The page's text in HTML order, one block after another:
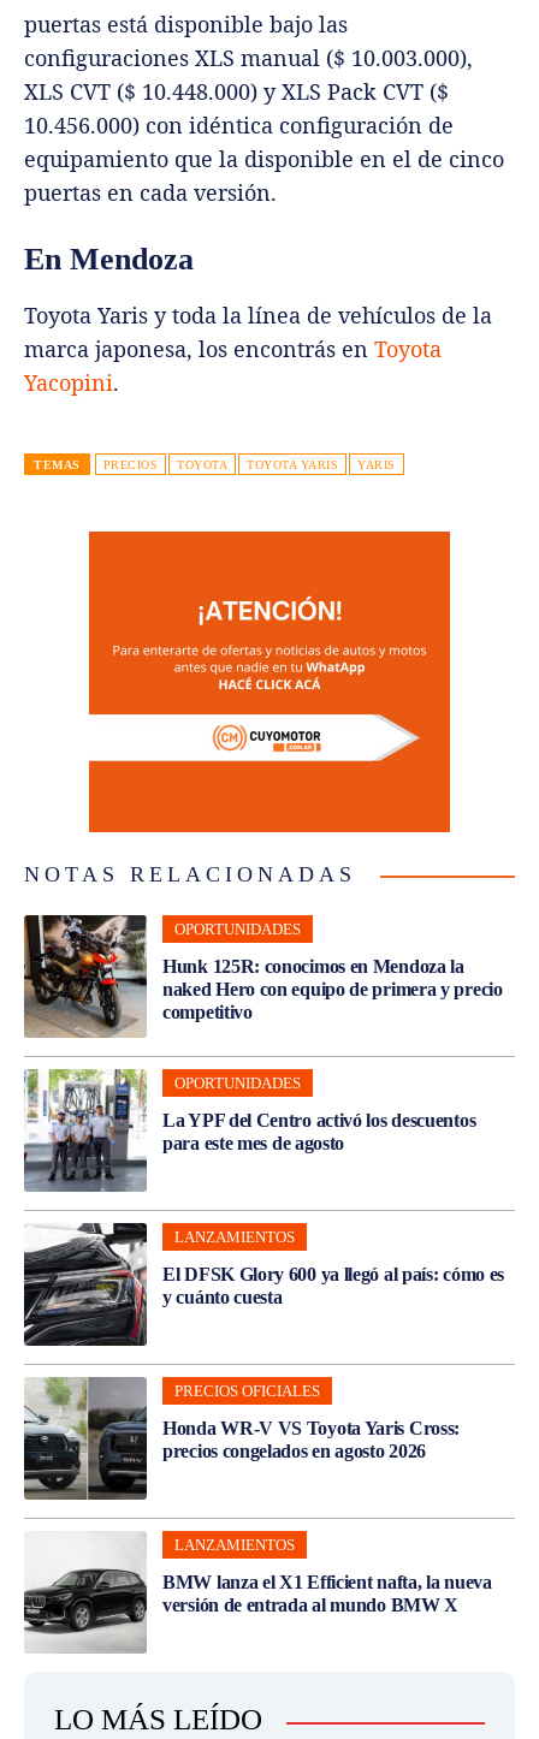
puertas está disponible bajo las
configuraciones XLS manual ($ 10.003.000),
XLS CVT ($ 10.448.000) y XLS Pack CVT ($
10.456.000) con idéntica configuración de
equipamiento que la disponible en el de cinco
puertas en cada versión.
En Mendoza
Toyota Yaris y toda la línea de vehículos de la
marca japonesa, los encontrás en Toyota
Yacopini.
TEMAS PRECIOS TOYOTA TOYOTA YARIS YARIS
NOTAS RELACIONADAS
OPORTUNIDADES
Hunk 125R: conocimos en Mendoza la
naked Hero con equipo de primera y precio
competitivo
OPORTUNIDADES
La YPF del Centro activó los descuentos
para este mes de agosto
LANZAMIENTOS
El DFSK Glory 600 ya llegó al país: cómo es
y cuánto cuesta
PRECIOS OFICIALES
Honda WR-V VS Toyota Yaris Cross:
precios congelados en agosto 2026
LANZAMIENTOS
BMW lanza el X1 Efficient nafta, la nueva
versión de entrada al mundo BMW X
LO MÁS LEÍDO